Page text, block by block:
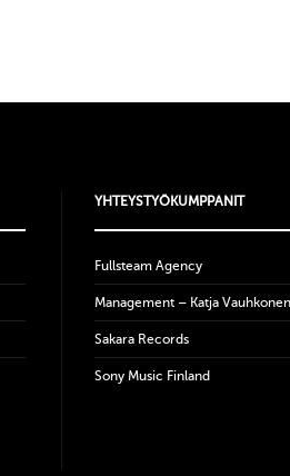
YHTEYSTYÖKUMPPANIT
Fullsteam Agency
Management – Katja Vauhkonen
Sakara Records
Sony Music Finland